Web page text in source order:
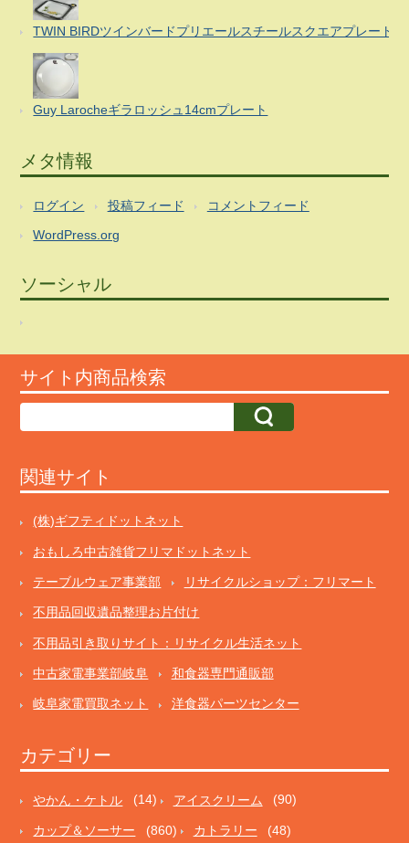
TWIN BIRDツインバードプリエールスチールスクエアプレート
Guy Larocheギラロッシュ14cmプレート
メタ情報
ログイン 投稿フィード コメントフィード
WordPress.org
ソーシャル
サイト内商品検索
関連サイト
(株)ギフティドットネット
おもしろ中古雑貨フリマドットネット
テーブルウェア事業部 リサイクルショップ：フリマート
不用品回収遺品整理お片付け
不用品引き取りサイト：リサイクル生活ネット
中古家電事業部岐阜 和食器専門通販部
岐阜家電買取ネット 洋食器パーツセンター
カテゴリー
やかん・ケトル (14) アイスクリーム (90)
カップ＆ソーサー (860) カトラリー (48)